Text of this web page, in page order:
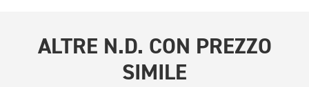
ALTRE N.D. CON PREZZO
SIMILE